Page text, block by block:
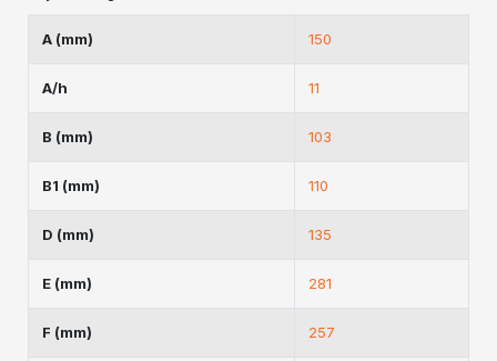
A (mm) 150
A/h 11
B (mm) 103
B1 (mm) 110
D (mm) 135
E (mm) 281
F (mm) 257